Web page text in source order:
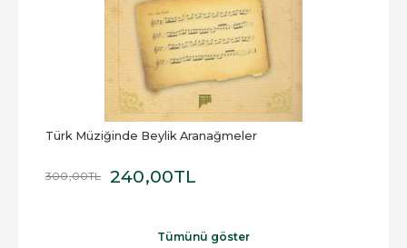
Türk Müziğinde Beylik Aranağmeler
300,00TL 240,00TL
Tümünü göster